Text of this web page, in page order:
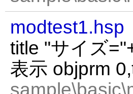
modtest1.hsp
title "サイズ
表示 objprm